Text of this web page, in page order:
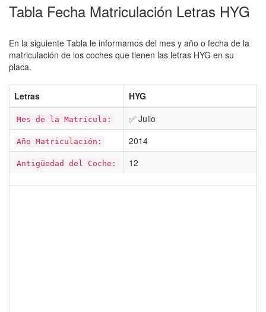
Tabla Fecha Matriculación Letras HYG
En la siguiente Tabla le informamos del mes y año o fecha de la
matriculación de los coches que tienen las letras HYG en su
placa.
Letras HYG
Mes de la Matrícula: ✅ Julio
Año Matriculación: 2014
Antigüedad del Coche: 12